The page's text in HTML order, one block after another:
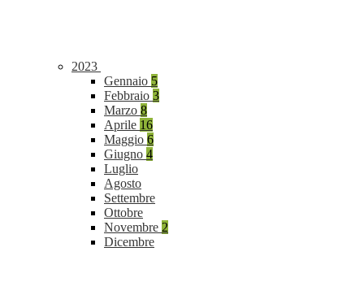
2023
Gennaio 5
Febbraio 3
Marzo 8
Aprile 16
Maggio 6
Giugno 4
Luglio
Agosto
Settembre
Ottobre
Novembre 2
Dicembre